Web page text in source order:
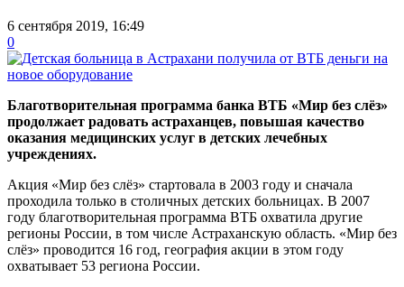
6 сентября 2019, 16:49
0
Благотворительная программа банка ВТБ «Мир без слёз»
продолжает радовать астраханцев, повышая качество
оказания медицинских услуг в детских лечебных
учреждениях.
Акция «Мир без слёз» стартовала в 2003 году и сначала
проходила только в столичных детских больницах. В 2007
году благотворительная программа ВТБ охватила другие
регионы России, в том числе Астраханскую область. «Мир без
слёз» проводится 16 год, география акции в этом году
охватывает 53 региона России.